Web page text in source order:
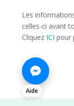
Les
celles-ci avant
Cliquez ICI pour
Aide